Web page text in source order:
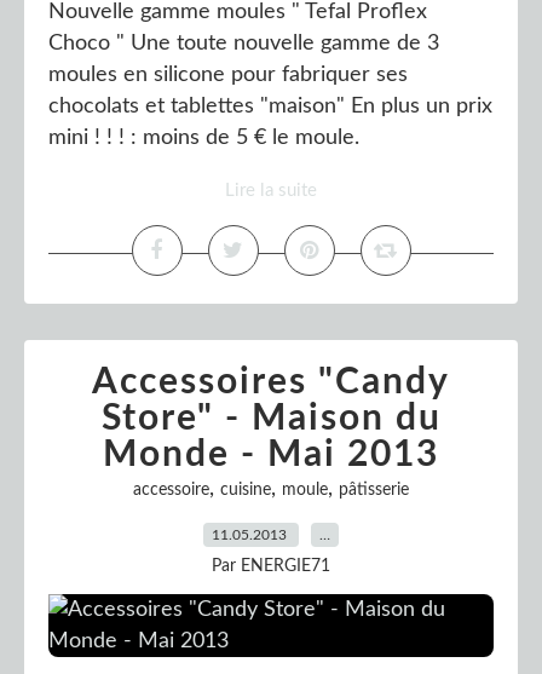
Nouvelle gamme moules " Tefal Proflex
Choco " Une toute nouvelle gamme de 3
moules en silicone pour fabriquer ses
chocolats et tablettes "maison" En plus un prix
mini ! ! ! : moins de 5 € le moule.
Lire la suite
Accessoires "Candy
Store" - Maison du
Monde - Mai 2013
accessoire, cuisine, moule, pâtisserie
11.05.2013
Par ENERGIE71